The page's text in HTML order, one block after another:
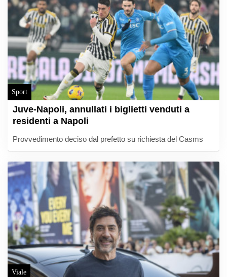
Sport
Juve-Napoli, annullati i biglietti venduti a
residenti a Napoli
Provvedimento deciso dal prefetto su richiesta del Casms
Viale